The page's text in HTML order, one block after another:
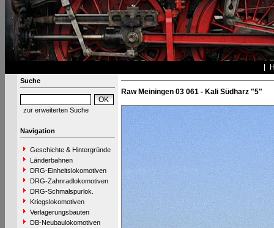
Suche
zur erweiterten Suche
Navigation
Geschichte & Hintergründe
Länderbahnen
DRG-Einheitslokomotiven
DRG-Zahnradlokomotiven
DRG-Schmalspurlok.
Kriegslokomotiven
Verlagerungsbauten
DB-Neubaulokomotiven
Raw Meiningen 03 061 - Kali Südharz "5"